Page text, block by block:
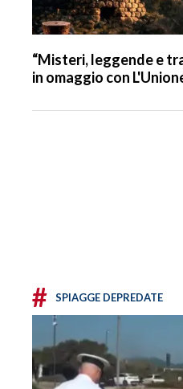
“Misteri, leggende e
in omaggio con
# SPIAGGE DEPREDATE